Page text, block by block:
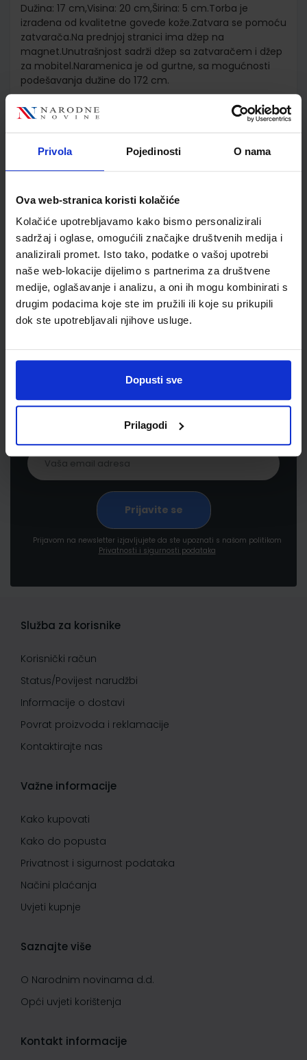
Privola Pojedinosti O nama
Ova web-stranica koristi kolačiće
Kolačiće upotrebljavamo kako bismo personalizirali
sadržaj i oglase, omogućili značajke društvenih medija i
analizirali promet. Isto tako, podatke o vašoj upotrebi
naše web-lokacije dijelimo s partnerima za društvene
medije, oglašavanje i analizu, a oni ih mogu kombinirati s
drugim podacima koje ste im pružili ili koje su prikupili
dok ste upotrebljavali njihove usluge.
Dopusti sve
Prilagodi
Dužina: 17 cm,Visina: 20 cm,Širina: 5 cm.Torba je
izrađena od kvalitetne goveđe kože.Zatvara se pomoću
zatvarača.Na prednjoj stranici ima džep na
magnet.Unutrašnjost sadrži džep sa zatvaračem i džep
za mobitel.Naramenica je od gurtne, sa mogućnosti
podešavanja dužine do 172 cm.
Detalji proizvoda
Newsletter prijava
proizvodima i uslugama, akcijama i drugim
pogodnostima
Prijavom na newsletter izjavljujete da ste upoznati s našom politikom
Privatnosti i sigurnosti podataka
Služba za korisnike
Korisnički račun
Status/Povijest narudžbi
Informacije o dostavi
Povrat proizvoda i reklamacije
Kontaktirajte nas
Važne informacije
Kako kupovati
Kako do popusta
Privatnost i sigurnost podataka
Načini plaćanja
Uvjeti kupnje
Saznajte više
O Narodnim novinama d.d.
Opći uvjeti korištenja
Kontakt informacije